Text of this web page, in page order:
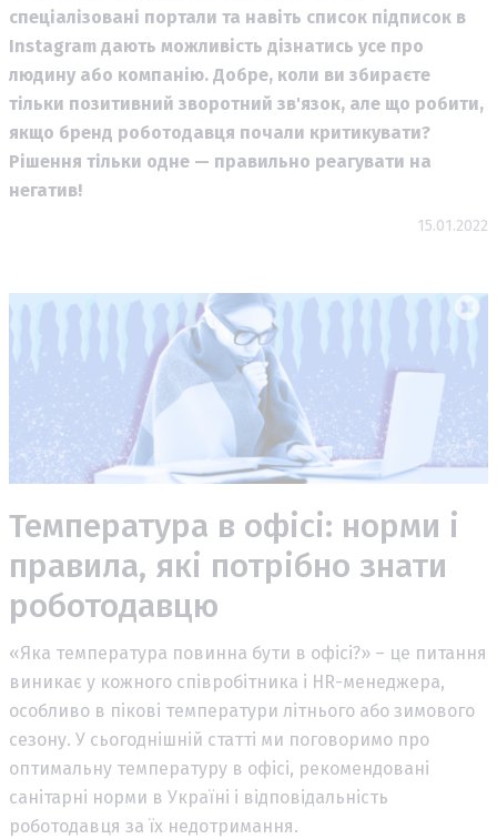
спеціалізовані портали та навіть список підписок в
Instagram дають можливість дізнатись усе про
людину або компанію. Добре, коли ви збираєте
тільки позитивний зворотний зв'язок, але що робити,
якщо бренд роботодавця почали критикувати?
Рішення тільки одне — правильно реагувати на
негатив!
15.01.2022
Температура в офісі: норми і
правила, які потрібно знати
роботодавцю
«Яка температура повинна бути в офісі?» – це питання
виникає у кожного співробітника і HR-менеджера,
особливо в пікові температури літнього або зимового
сезону. У сьогоднішній статті ми поговоримо про
оптимальну температуру в офісі, рекомендовані
санітарні норми в Україні і відповідальність
роботодавця за їх недотримання.